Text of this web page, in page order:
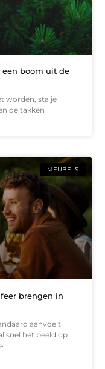
boom uit de
worden, sta je
de takken
MEUBELS
brengen in
aanvoelt
snel het beeld op